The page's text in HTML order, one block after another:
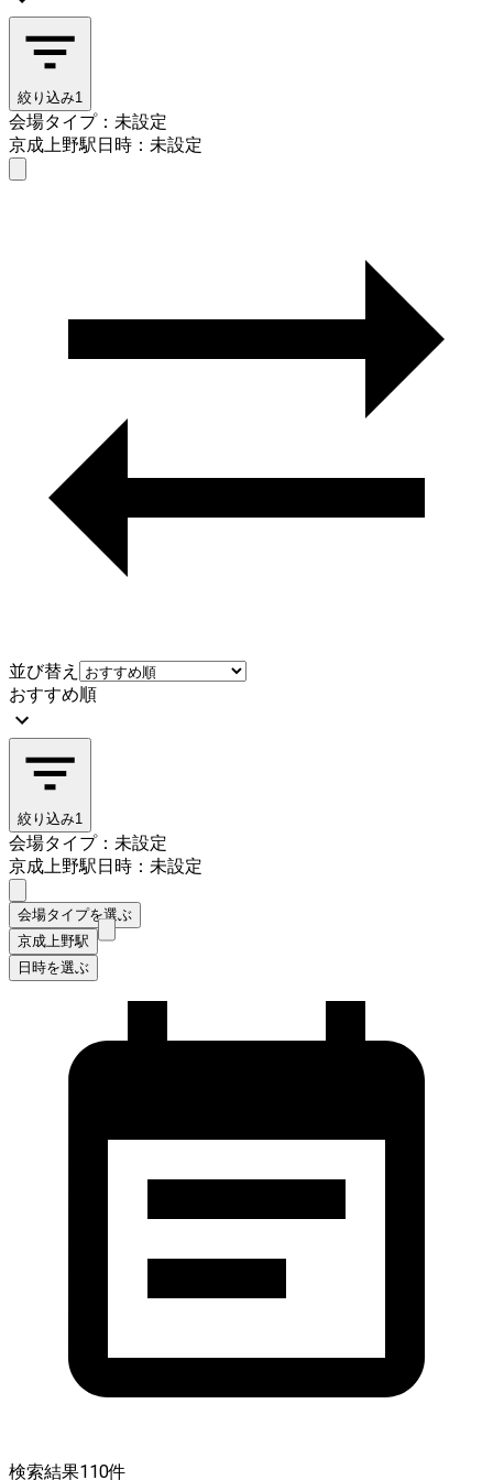
絞り込み1
会場タイプ：未設定
京成上野駅日時：未設定
並び替え
おすすめ順
絞り込み1
会場タイプ：未設定
京成上野駅日時：未設定
会場タイプを選ぶ
京成上野駅
日時を選ぶ
検索結果110件